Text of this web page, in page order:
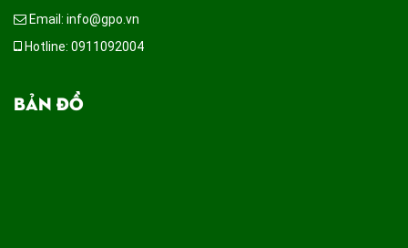
Email: info@gpo.vn
Hotline: 0911092004
BẢN ĐỒ